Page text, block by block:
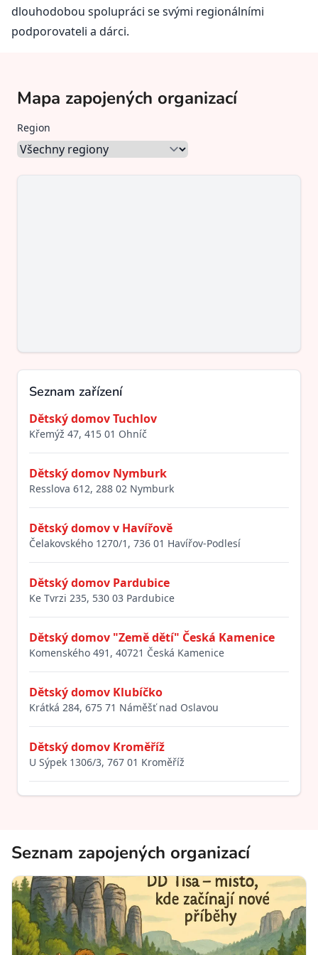
dlouhodobou spolupráci se svými regionálními
podporovateli a dárci.
Mapa zapojených organizací
Region
Seznam zařízení
Dětský domov Tuchlov
Křemýž 47, 415 01 Ohníč
Dětský domov Nymburk
Resslova 612, 288 02 Nymburk
Dětský domov v Havířově
Čelakovského 1270/1, 736 01 Havířov-Podlesí
Dětský domov Pardubice
Ke Tvrzi 235, 530 03 Pardubice
Dětský domov "Země dětí" Česká Kamenice
Komenského 491, 40721 Česká Kamenice
Dětský domov Klubíčko
Krátká 284, 675 71 Náměšť nad Oslavou
Dětský domov Kroměříž
U Sýpek 1306/3, 767 01 Kroměříž
Dětský domov Nové Strašecí
Dětský domov Hodonín u Kunštátu, p. o.
Hodonín u Kunštátu 48, 67971 Hodonín u Kunštátu
Seznam zapojených organizací